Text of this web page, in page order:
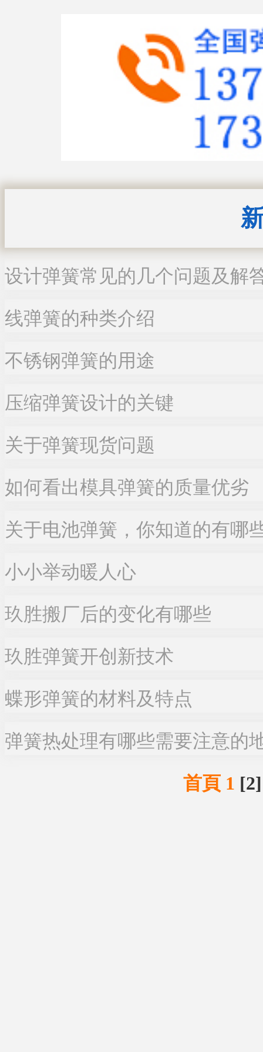
设计弹簧常见的几个问题及解
线弹簧的种类介绍
不锈钢弹簧的用途
压缩弹簧设计的关键
关于弹簧现货问题
如何看出模具弹簧的质量优劣
关于电池弹簧，你知道的有哪
小小举动暖人心
玖胜搬厂后的变化有哪些
玖胜弹簧开创新技术
蝶形弹簧的材料及特点
弹簧热处理有哪些需要注意的
首頁 1 [2]